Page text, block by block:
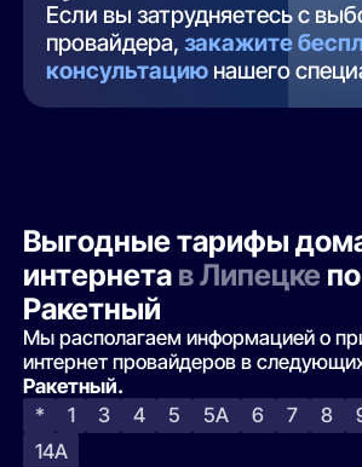
Если вы затрудняетесь с
провайдера,закажите
консультацию нашего
Выгодные тарифы
интернета в Липецке
Ракетный
Мы располагаем информацией о
интернет провайдеров в
Ракетный.
*
1 3 4 5 5А 6 7 8
14А